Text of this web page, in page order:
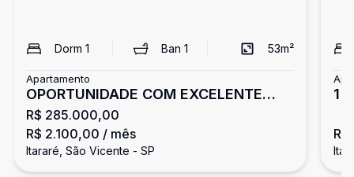
Dorm 1 Ban 1 53m²
Apartamento
OPORTUNIDADE COM EXCELENTE
CUSTO BENEFICIO
R$ 285.000,00
R$ 2.100,00 / mês
Itararé, São Vicente - SP
1